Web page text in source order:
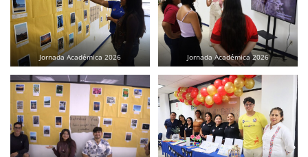
Jornada Académica 2026 Jornada Académica 2026